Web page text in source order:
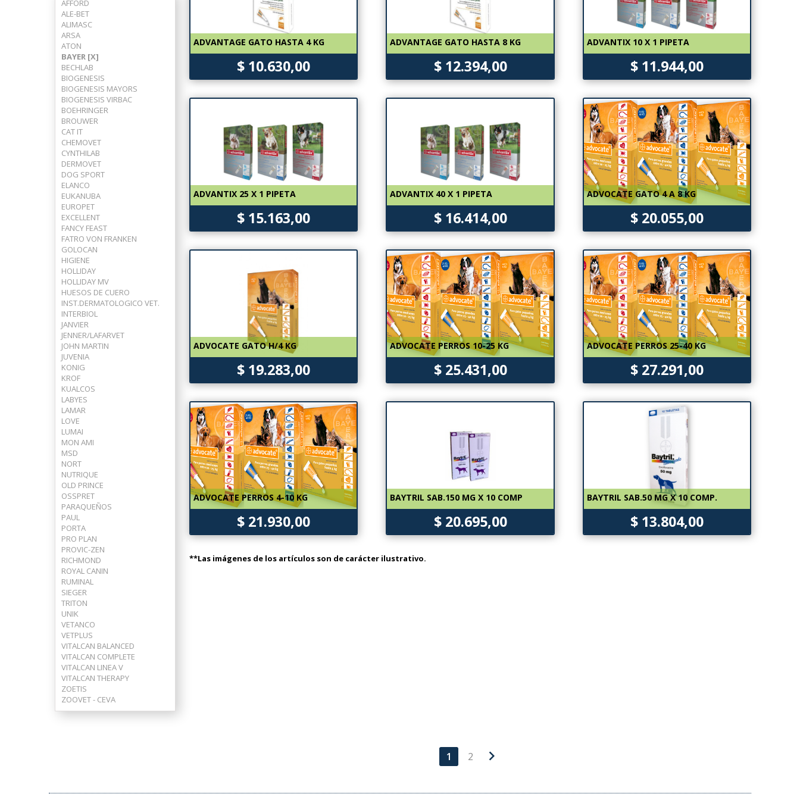
AFFORD
ALE-BET
ALIMASC
ARSA
ATON
BAYER [X]
BECHLAB
BIOGENESIS
BIOGENESIS MAYORS
BIOGENESIS VIRBAC
BOEHRINGER
BROUWER
CAT IT
CHEMOVET
CYNTHILAB
DERMOVET
DOG SPORT
ELANCO
EUKANUBA
EUROPET
EXCELLENT
FANCY FEAST
FATRO VON FRANKEN
GOLOCAN
HIGIENE
HOLLIDAY
HOLLIDAY MV
HUESOS DE CUERO
INST.DERMATOLOGICO VET.
INTERBIOL
JANVIER
JENNER/LAFARVET
JOHN MARTIN
JUVENIA
KONIG
KROF
KUALCOS
LABYES
LAMAR
LOVE
LUMAI
MON AMI
MSD
NORT
NUTRIQUE
OLD PRINCE
OSSPRET
PARAQUEÑOS
PAUL
PORTA
PRO PLAN
PROVIC-ZEN
RICHMOND
ROYAL CANIN
RUMINAL
SIEGER
TRITON
UNIK
VETANCO
VETPLUS
VITALCAN BALANCED
VITALCAN COMPLETE
VITALCAN LINEA V
VITALCAN THERAPY
ZOETIS
ZOOVET - CEVA
ADVANTAGE GATO HASTA 4 KG
$ 10.630,00
ADVANTAGE GATO HASTA 8 KG
$ 12.394,00
ADVANTIX 10 X 1 PIPETA
$ 11.944,00
ADVANTIX 25 X 1 PIPETA
$ 15.163,00
ADVANTIX 40 X 1 PIPETA
$ 16.414,00
ADVOCATE GATO 4 A 8 KG
$ 20.055,00
ADVOCATE GATO H/4 KG
$ 19.283,00
ADVOCATE PERROS 10-25 KG
$ 25.431,00
ADVOCATE PERROS 25-40 KG
$ 27.291,00
ADVOCATE PERROS 4-10 KG
$ 21.930,00
BAYTRIL SAB.150 MG X 10 COMP
$ 20.695,00
BAYTRIL SAB.50 MG X 10 COMP.
$ 13.804,00
**Las imágenes de los artículos son de carácter ilustrativo.
1 2 chevron_right